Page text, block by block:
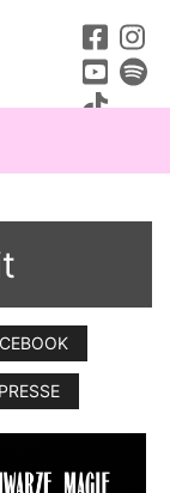
PRESSE